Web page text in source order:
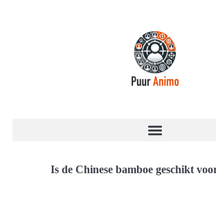
Is de Chinese bamboe geschikt